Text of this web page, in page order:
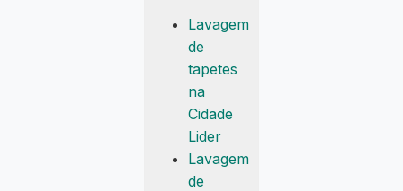
Lavagem
de
tapetes
na
Cidade
Lider
Lavagem
de